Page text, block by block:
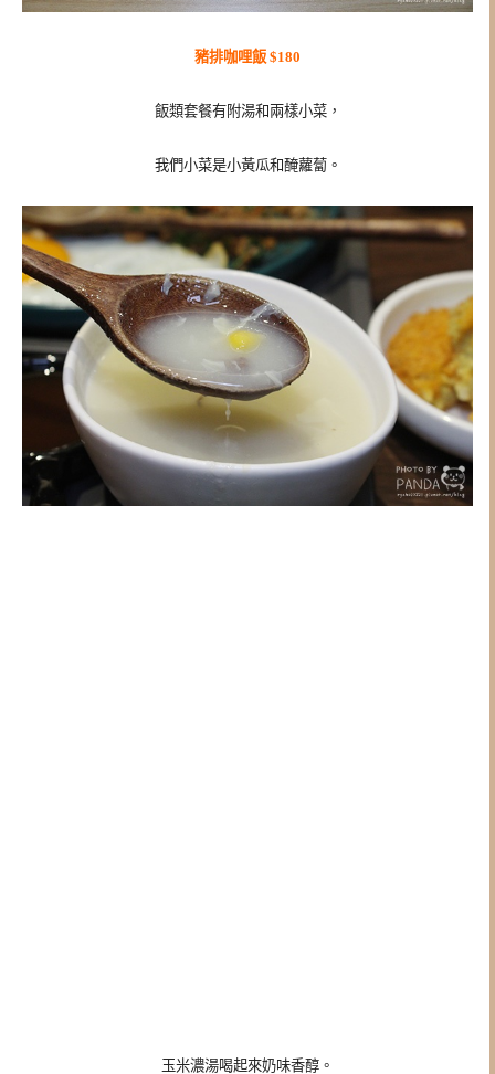
豬排咖哩飯 $180
飯類套餐有附湯和兩樣小菜，
我們小菜是小黃瓜和醃蘿蔔。
玉米濃湯喝起來奶味香醇。